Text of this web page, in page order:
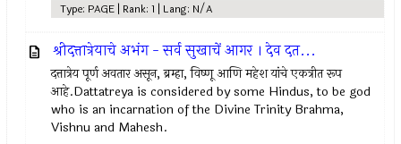
Type: PAGE | Rank: 1 | Lang: N/A
श्रीदत्तात्रेयाचे अभंग - सर्व सुखाचें आगर । देव दत...
दत्तात्रेय पूर्ण अवतार असून, ब्रम्हा, विष्णू आणि महेश यांचे एकत्रीत रूप
आहे.Dattatreya is considered by some Hindus, to be god
who is an incarnation of the Divine Trinity Brahma,
Vishnu and Mahesh.